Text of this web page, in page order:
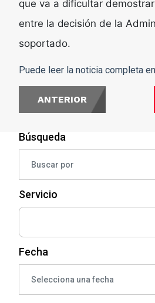
Búsqueda
Servicio
Fecha
que va a dificultar
entre la decisión de la
soportado.
Puede leer la noticia completa en
ANTERIOR